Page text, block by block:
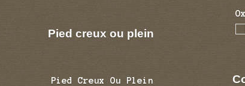
Pied creux ou plein
Pied Creux Ou Plein